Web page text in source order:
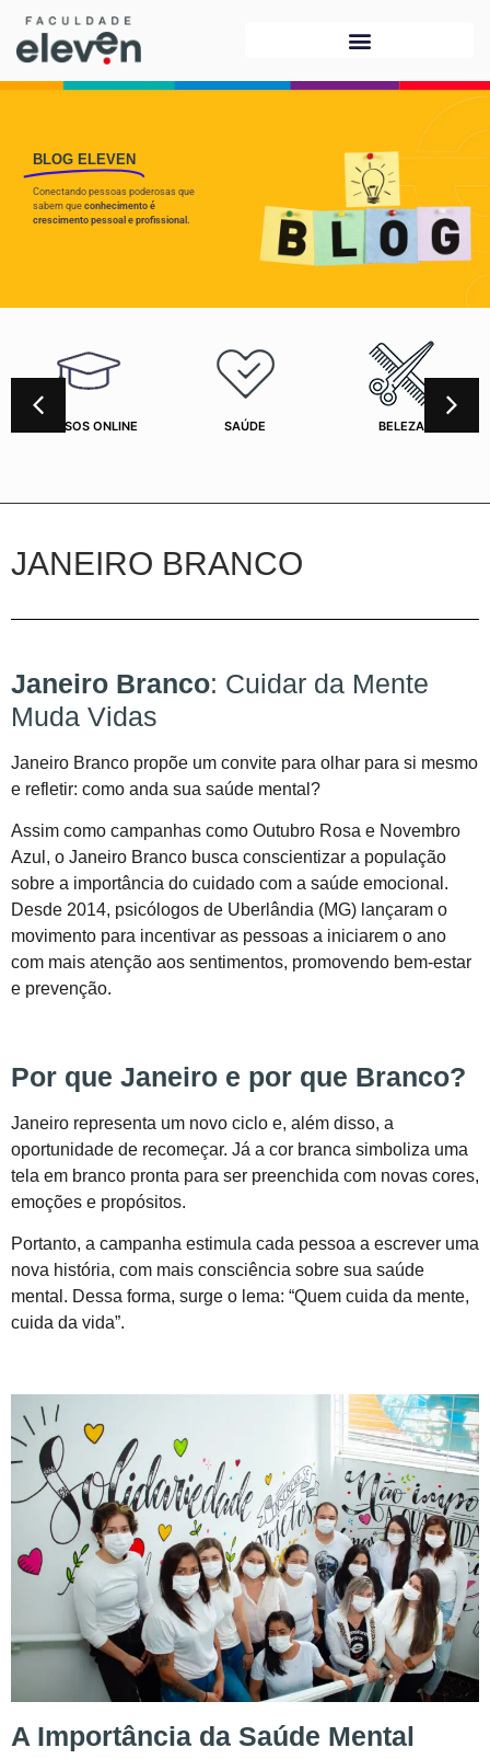
BLOG ELEVEN
Conectando pessoas poderosas que
sabem que conhecimento é
crescimento pessoal e profissional.
CURSOS ONLINE SAÚDE BELEZA
JANEIRO BRANCO
Janeiro Branco: Cuidar da Mente
Muda Vidas
Janeiro Branco propõe um convite para olhar para si mesmo
e refletir: como anda sua saúde mental?
Assim como campanhas como Outubro Rosa e Novembro
Azul, o Janeiro Branco busca conscientizar a população
sobre a importância do cuidado com a saúde emocional.
Desde 2014, psicólogos de Uberlândia (MG) lançaram o
movimento para incentivar as pessoas a iniciarem o ano
com mais atenção aos sentimentos, promovendo bem-estar
e prevenção.
Por que Janeiro e por que Branco?
Janeiro representa um novo ciclo e, além disso, a
oportunidade de recomeçar. Já a cor branca simboliza uma
tela em branco pronta para ser preenchida com novas cores,
emoções e propósitos.
Portanto, a campanha estimula cada pessoa a escrever uma
nova história, com mais consciência sobre sua saúde
mental. Dessa forma, surge o lema: “Quem cuida da mente,
cuida da vida”.
A Importância da Saúde Mental